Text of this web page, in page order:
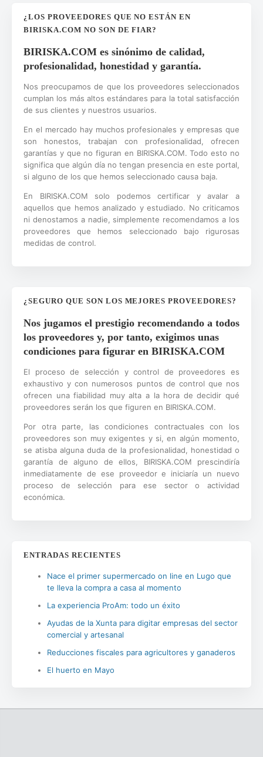
¿LOS PROVEEDORES QUE NO ESTÁN EN
BIRISKA.COM NO SON DE FIAR?
BIRISKA.COM es sinónimo de calidad,
profesionalidad, honestidad y garantía.
Nos preocupamos de que los proveedores seleccionados
cumplan los más altos estándares para la total satisfacción
de sus clientes y nuestros usuarios.
En el mercado hay muchos profesionales y empresas que
son honestos, trabajan con profesionalidad, ofrecen
garantías y que no figuran en BIRISKA.COM. Todo esto no
significa que algún día no tengan presencia en este portal,
si alguno de los que hemos seleccionado causa baja.
En BIRISKA.COM solo podemos certificar y avalar a
aquellos que hemos analizado y estudiado. No criticamos
ni denostamos a nadie, simplemente recomendamos a los
proveedores que hemos seleccionado bajo rigurosas
medidas de control.
¿SEGURO QUE SON LOS MEJORES PROVEEDORES?
Nos jugamos el prestigio recomendando a todos
los proveedores y, por tanto, exigimos unas
condiciones para figurar en BIRISKA.COM
El proceso de selección y control de proveedores es
exhaustivo y con numerosos puntos de control que nos
ofrecen una fiabilidad muy alta a la hora de decidir qué
proveedores serán los que figuren en BIRISKA.COM.
Por otra parte, las condiciones contractuales con los
proveedores son muy exigentes y si, en algún momento,
se atisba alguna duda de la profesionalidad, honestidad o
garantía de alguno de ellos, BIRISKA.COM prescindiría
inmediatamente de ese proveedor e iniciaría un nuevo
proceso de selección para ese sector o actividad
económica.
ENTRADAS RECIENTES
Nace el primer supermercado on line en Lugo que
te lleva la compra a casa al momento
La experiencia ProAm: todo un éxito
Ayudas de la Xunta para digitar empresas del sector
comercial y artesanal
Reducciones fiscales para agricultores y ganaderos
El huerto en Mayo